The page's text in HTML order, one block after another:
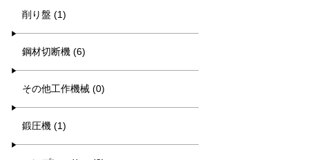
削り盤 (1)
鋼材切断機 (6)
その他工作機械 (0)
鍛圧機 (1)